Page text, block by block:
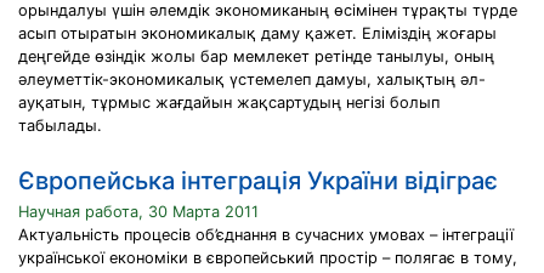
орындалуы үшін әлемдік экономиканың өсімінен тұрақты түрде
асып отыратын экономикалық даму қажет. Еліміздің жоғары
деңгейде өзіндік жолы бар мемлекет ретінде танылуы, оның
әлеуметтік-экономикалық үстемелеп дамуы, халықтың әл-
ауқатын, тұрмыс жағдайын жақсартудың негізі болып
табылады.
Європейська інтеграція України відіграє
Научная работа, 30 Марта 2011
Актуальність процесів об’єднання в сучасних умовах – інтеграції
української економіки в європейський простір – полягає в тому,